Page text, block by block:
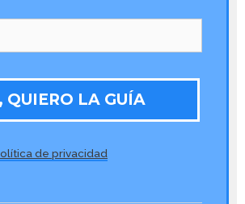
QUIERO LA GUÍA
de privacidad